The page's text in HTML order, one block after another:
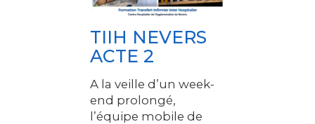
TIIH NEVERS
ACTE 2
A la veille d’un week-
end prolongé,
l’équipe mobile de